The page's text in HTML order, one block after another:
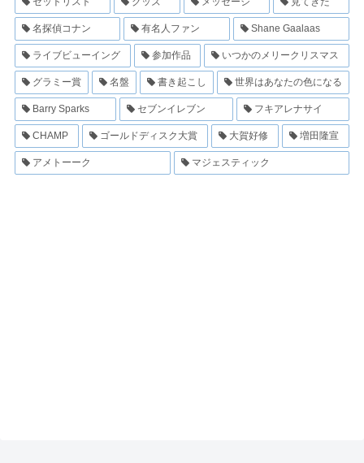
名探偵コナン 有名人ファン Shane Gaalaas
ライブビューイング 参加作品 いつかのメリークリスマス
グラミー賞 名盤 書き起こし 世界はあなたの色になる
Barry Sparks セブンイレブン フキアレナサイ
CHAMP ゴールドディスク大賞 大賀好修 増田隆宣
アメトーーク マジェスティック